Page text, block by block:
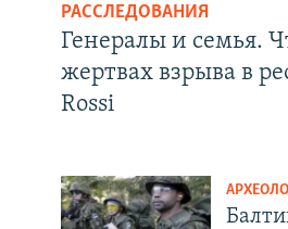
РАССЛЕДОВАНИЯ
Генералы и семья.
жертвах взрыва в
Rossi